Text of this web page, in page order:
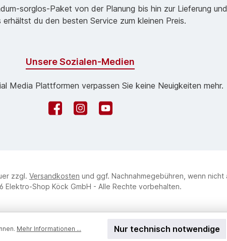
sorg­los-Pa­ket von der Planung bis hin zur Lieferung
erhältst du den besten Service zum kleinen Preis.
Unsere Sozialen-Medien
Media Plattformen verpassen Sie keine Neuigkeiten mehr.
FacebookInstagramYouTube
zzgl. Versandkosten und ggf. Nachnahmegebühren, wenn
Elektro-Shop Köck GmbH - Alle Rechte vorbehalten.
Mehr Informationen ... Nur technisch notwendige